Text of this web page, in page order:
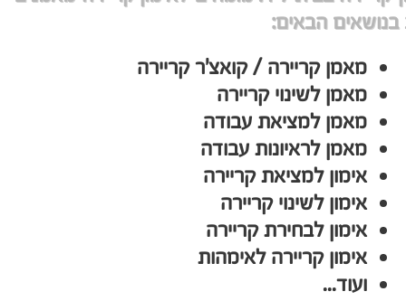
בנושאים הבאים:
מאמן קריירה / קואצ'ר קריירה
מאמן לשינוי קריירה
מאמן למציאת עבודה
מאמן לראיונות עבודה
אימון למציאת קריירה
אימון לשינוי קריירה
אימון לבחירת קריירה
אימון קריירה לאימהות
ועוד...